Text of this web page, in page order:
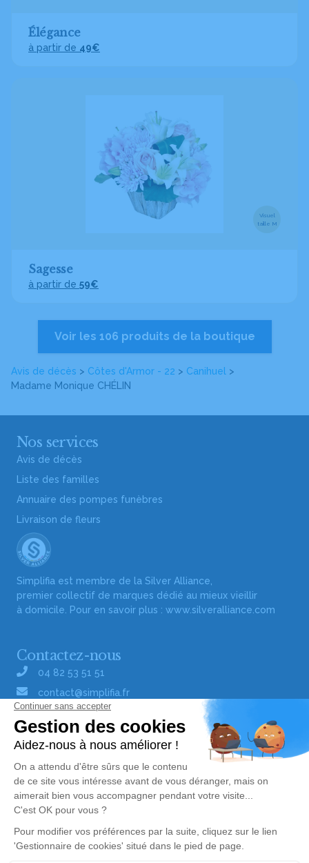
Avis de décès > Côtes d'Armor - 22 > Canihuel
>
Madame Monique CHÉLIN
Élégance
à partir de 49€
Visuel
taille M
Sagesse
à partir de 59€
Voir les 106 produits de la boutique
Nos services
Avis de décès
Liste des familles
Annuaire des pompes funèbres
Livraison de fleurs
Simplifia est membre de la Silver Alliance,
premier collectif de marques dédié au mieux vieillir
à domicile. Pour en savoir plus : www.silveralliance.com
Contactez-nous
04 82 53 51 51
contact@simplifia.fr
Réseaux sociaux
Liens utiles
Publier un avis de décès
Signaler un abus/une erreur